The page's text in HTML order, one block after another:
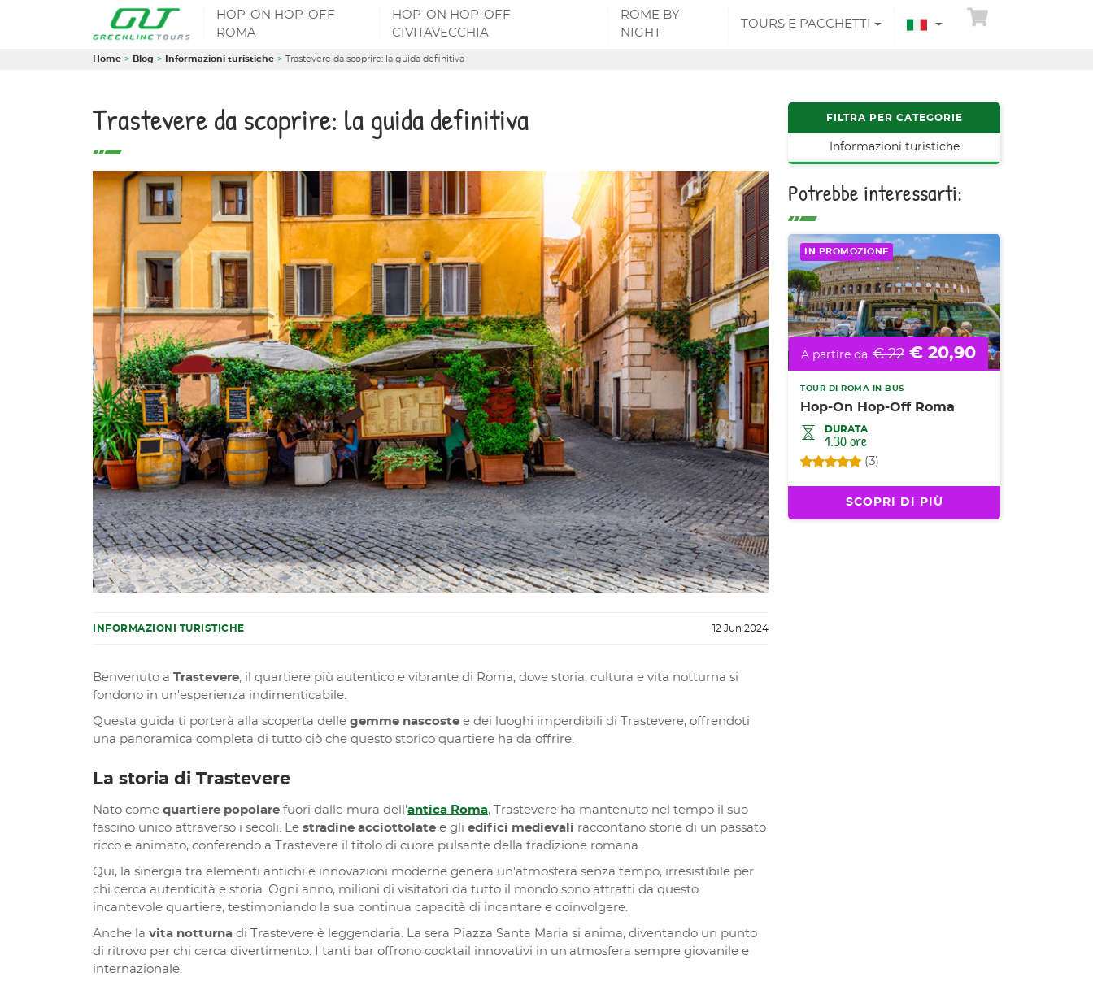
HOP-ON HOP-OFF
ROMA
HOP-ON HOP-OFF
CIVITAVECCHIA
ROME BY
NIGHT
TOURS E PACCHETTI
Home Blog Informazioni turistiche Trastevere da scoprire: la guida definitiva
Trastevere da scoprire: la guida definitiva
INFORMAZIONI TURISTICHE 12 Jun 2024
Benvenuto a Trastevere, il quartiere più autentico e vibrante di Roma, dove storia, cultura e vita notturna si
fondono in un'esperienza indimenticabile.
Questa guida ti porterà alla scoperta delle gemme nascoste e dei luoghi imperdibili di Trastevere, offrendoti
una panoramica completa di tutto ciò che questo storico quartiere ha da offrire.
La storia di Trastevere
Nato come quartiere popolare fuori dalle mura dell'antica Roma, Trastevere ha mantenuto nel tempo il suo
fascino unico attraverso i secoli. Le stradine acciottolate e gli edifici medievali raccontano storie di un passato
ricco e animato, conferendo a Trastevere il titolo di cuore pulsante della tradizione romana.
Qui, la sinergia tra elementi antichi e innovazioni moderne genera un'atmosfera senza tempo, irresistibile per
chi cerca autenticità e storia. Ogni anno, milioni di visitatori da tutto il mondo sono attratti da questo
incantevole quartiere, testimoniando la sua continua capacità di incantare e coinvolgere.
Anche la vita notturna di Trastevere è leggendaria. La sera Piazza Santa Maria si anima, diventando un punto
di ritrovo per chi cerca divertimento. I tanti bar offrono cocktail innovativi in un'atmosfera sempre giovanile e
internazionale.
FILTRA PER CATEGORIE
Informazioni turistiche
Potrebbe interessarti:
IN PROMOZIONE
A partire da € 22 € 20,90
TOUR DI ROMA IN BUS
Hop-On Hop-Off Roma
DURATA
1.30 ore
(3)
SCOPRI DI PIÙ